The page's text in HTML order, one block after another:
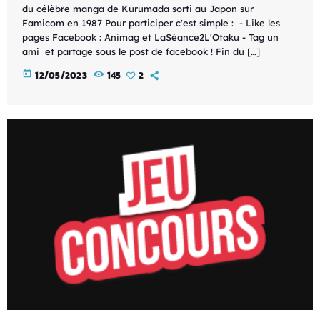
du célèbre manga de Kurumada sorti au Japon sur
Famicom en 1987 Pour participer c'est simple : - Like les
pages Facebook : Animag et LaSéance2L'Otaku - Tag un
ami et partage sous le post de facebook ! Fin du […]
today 12/05/2023 145 2